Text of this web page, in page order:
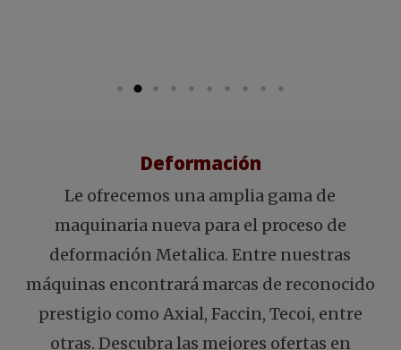
Deformación
Le ofrecemos una amplia gama de
maquinaria nueva para el proceso de
deformación Metalica. Entre nuestras
máquinas encontrará marcas de reconocido
prestigio como Axial, Faccin, Tecoi, entre
otras. Descubra las mejores ofertas en